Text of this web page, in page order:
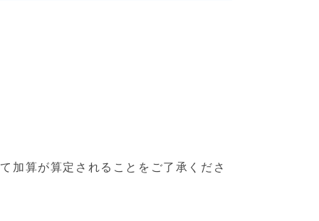
加算が算定されることをご了承くださ